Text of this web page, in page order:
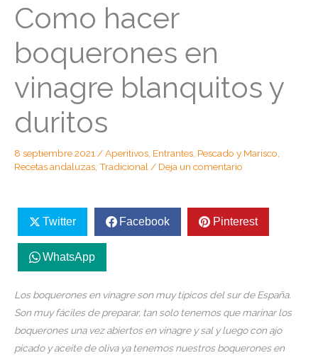
Como hacer
boquerones en
vinagre blanquitos y
duritos
8 septiembre 2021/Aperitivos, Entrantes, Pescado y Marisco,
Recetas andaluzas, Tradicional/ Deja un comentario
Twitter Facebook Pinterest
WhatsApp
Los boquerones en vinagre son muy típicos del sur de España.
Son muy fáciles de preparar, tan solo tenemos que marinar los
boquerones una vez abiertos en vinagre y sal y luego con ajo
picado y aceite de oliva ya tenemos nuestros boquerones en